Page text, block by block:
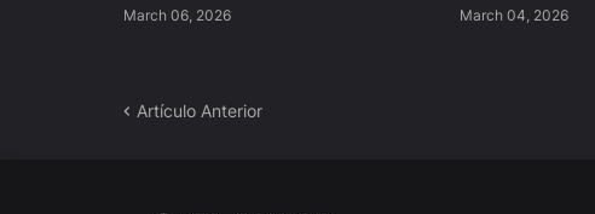
March 06, 2026 March 04, 2026
Artículo Anterior